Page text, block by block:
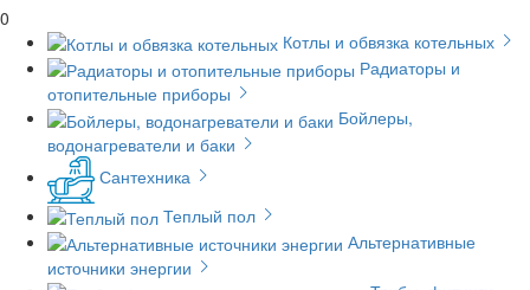
0
Котлы и обвязка котельных
Радиаторы и
отопительные приборы
Бойлеры,
водонагреватели и баки
Сантехника
Теплый пол
Альтернативные
источники энергии